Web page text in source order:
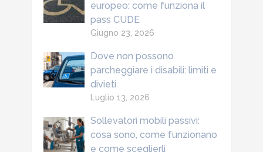
europeo: come funziona il
pass CUDE
Giugno 23, 2026
Dove non possono
parcheggiare i disabili: limiti e
divieti
Luglio 13, 2026
Sollevatori mobili passivi:
cosa sono, come funzionano
e come sceglierli